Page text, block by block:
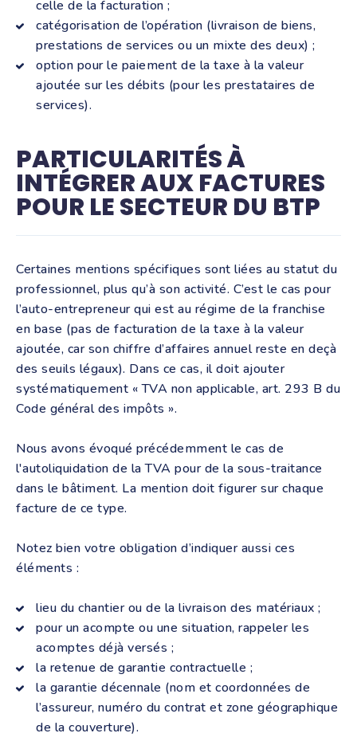
celle de la facturation ;
catégorisation de l’opération (livraison de biens,
prestations de services ou un mixte des deux) ;
option pour le paiement de la taxe à la valeur
ajoutée sur les débits (pour les prestataires de
services).
PARTICULARITÉS À
INTÉGRER AUX FACTURES
POUR LE SECTEUR DU BTP
Certaines mentions spécifiques sont liées au statut du
professionnel, plus qu’à son activité. C’est le cas pour
l’auto-entrepreneur qui est au régime de la franchise
en base (pas de facturation de la taxe à la valeur
ajoutée, car son chiffre d’affaires annuel reste en deçà
des seuils légaux). Dans ce cas, il doit ajouter
systématiquement « TVA non applicable, art. 293 B du
Code général des impôts ».
Nous avons évoqué précédemment le cas de
l'autoliquidation de la TVA pour de la sous-traitance
dans le bâtiment. La mention doit figurer sur chaque
facture de ce type.
Notez bien votre obligation d’indiquer aussi ces
éléments :
lieu du chantier ou de la livraison des matériaux ;
pour un acompte ou une situation, rappeler les
acomptes déjà versés ;
la retenue de garantie contractuelle ;
la garantie décennale (nom et coordonnées de
l’assureur, numéro du contrat et zone géographique
de la couverture).